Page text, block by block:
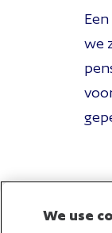
we
2025
We use